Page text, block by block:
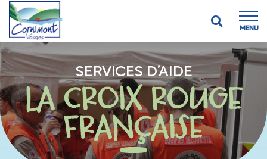
MENU
SERVICES D’AIDE
LA CROIX ROUGE
FRANÇAISE